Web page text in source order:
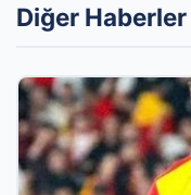
Diğer Haberler